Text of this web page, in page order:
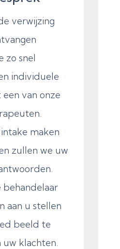
verwijzing
zo snel
individuele
van onze
maken
zullen we uw
behandelaar
aan u stellen
beeld te
uw klachten.